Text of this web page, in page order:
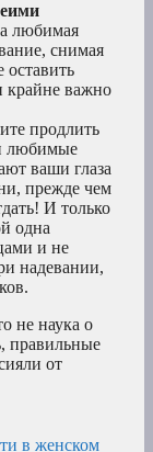
любимая
снимая
крайне важно
продлить
любимые
ваши глаза
прежде чем
И только
одна
и не
надевании,
не наука о
правильные
от
в женском